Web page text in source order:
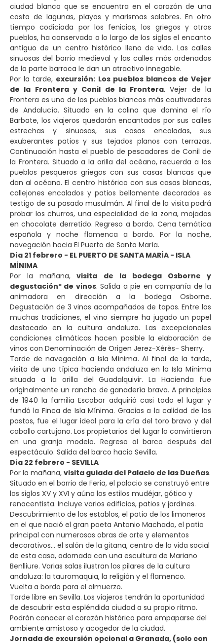
ciudad blanca que se encuentra en el corazón de una
costa de lagunas, playas y marismas salobres. En otro
tiempo codiciada por los fenicios, los griegos y otros
pueblos, ha conservado a lo largo de los siglos el encanto
antiguo de un centro histórico lleno de vida. Las calles
sinuosas del barrio medieval y las calles más ordenadas
de la parte barroca le dan un atractivo innegable.
Por la tarde, excursión: Los pueblos blancos de Vejer
de la Frontera y Conil de la Frontera. Vejer de la
Frontera es uno de los pueblos blancos más cautivadores
de Andalucía. Situado en la colina que domina el río
Barbate, los viajeros quedarán encantados por sus calles
estrechas y sinuosas, sus casas encaladas, sus
exuberantes patios y sus tejados planos con terrazas.
Continuación hasta el pueblo de pescadores de Conil de
la Frontera. Situado a la orilla del océano, recuerda a los
pueblos pesqueros griegos con sus casas blancas que
dan al océano. El centro histórico con sus casas blancas,
callejones encalados y patios bellamente decorados es
testigo de su pasado musulmán. Al final de la visita podrá
probar los churros, una especialidad de la zona, mojados
en chocolate derretido. Regreso a bordo. Cena temática
española y noche flamenca a bordo. Por la noche,
navegación hacia El Puerto de Santa María.
Día 21 febrero - EL PUERTO DE SANTA MARÍA - ISLA
MÍNIMA
Por la mañana, visita de la bodega Osborne y
degustación* de vinos. Salida a pie en compañía de la
animadora en dirección a la bodega Osborne.
Degustación de 3 vinos acompañados de tapas. Entre las
muchas tradiciones, el vino siempre ha jugado un papel
destacado en la cultura andaluza. Las excepcionales
condiciones climáticas hacen posible la elaboración de
vinos con Denominación de Origen Jerez-Xérès- Sherry.
Tarde de navegación a Isla Mínima. Al final de la tarde,
visita de una típica hacienda andaluza en la Isla Mínima
situada a la orilla del Guadalquivir. La Hacienda fue
originalmente un rancho de ganadería brava. A principios
de 1940 la familia Escobar adquirió casi todo el lugar y
fundó la Finca de Isla Mínima. Gracias a la calidad de los
pastos, fue el lugar ideal para la cría del toro bravo y del
caballo cartujano. Los propietarios del lugar lo convirtieron
en una granja modelo. Regreso al barco después del
espectáculo. Salida del barco hacia Sevilla.
Día 22 febrero - SEVILLA
Por la mañana, visita guiada del Palacio de las Dueñas.
Situado en el barrio de Feria, el palacio se construyó entre
los siglos XV y XVI y aúna los estilos mudéjar, gótico y
renacentista. Incluye varios edificios, patios y jardines.
Descubrimiento de los establos, el patio de los limoneros
en el que nació el gran poeta Antonio Machado, el patio
principal con numerosas obras de arte y elementos
decorativos... el salón de la gitana, centro de la vida social
de esta casa, adornada con una escultura de Mariano
Benlliure. Varias salas ilustran los pilares de la cultura
andaluza: la tauromaquia, la religión y el flamenco.
Vuelta a bordo para el almuerzo.
Tarde libre en Sevilla. Los viajeros tendrán la oportunidad
de descubrir esta espléndida ciudad a su propio ritmo.
Podrán conocer el corazón histórico para empaparse del
ambiente amistoso y acogedor de la ciudad.
Jornada de excursión opcional a Granada, (solo con